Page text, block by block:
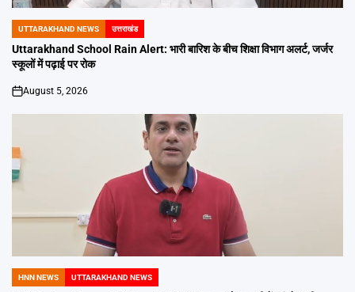
POSTED
IN
UTTARAKHAND NEWS उत्तराखंड
Uttarakhand School Rain Alert: भारी बारिश के बीच शिक्षा विभाग अलर्ट, जर्जर
स्कूलों में पढ़ाई पर रोक
on
August 5, 2026
POSTED
HNN NEWS UTTARAKHAND NEWS